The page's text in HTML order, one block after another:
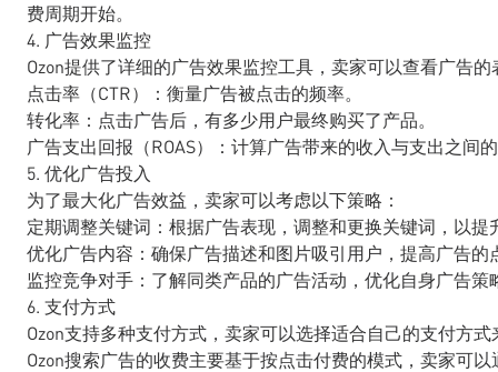
费周期开始。
4. 广告效果监控
Ozon提供了详细的广告效果监控工具，卖家可以查看广告
点击率（CTR）：衡量广告被点击的频率。
转化率：点击广告后，有多少用户最终购买了产品。
广告支出回报（ROAS）：计算广告带来的收入与支出之间
5. 优化广告投入
为了最大化广告效益，卖家可以考虑以下策略：
定期调整关键词：根据广告表现，调整和更换关键词，以
优化广告内容：确保广告描述和图片吸引用户，提高广告的
监控竞争对手：了解同类产品的广告活动，优化自身广告策
6. 支付方式
Ozon支持多种支付方式，卖家可以选择适合自己的支付方
Ozon搜索广告的收费主要基于按点击付费的模式，卖家可